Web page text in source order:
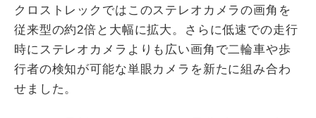
クロストレックではこのステレオカメラの画角を
従来型の約2倍と大幅に拡大。さらに低速での走行
時にステレオカメラよりも広い画角で二輪車や歩
行者の検知が可能な単眼カメラを新たに組み合わ
せました。